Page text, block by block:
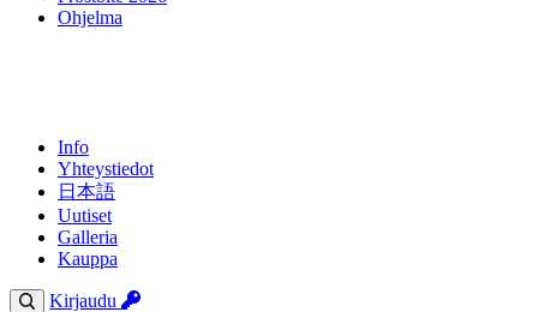
Ohjelma
Info
Yhteystiedot
日本語
Uutiset
Galleria
Kauppa
Kirjaudu